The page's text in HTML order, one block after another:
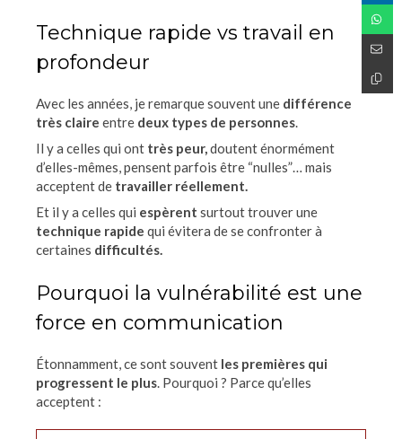
Technique rapide vs travail en
profondeur
Avec les années, je remarque souvent une différence
très claire entre deux types de personnes.
Il y a celles qui ont très peur,doutent énormément
d’elles-mêmes, pensent parfois être “nulles”… mais
acceptent de travailler réellement.
Et il y a celles qui espèrent surtout trouver une
technique rapide qui évitera de se confronter à
certaines difficultés.
Pourquoi la vulnérabilité est une
force en communication
Étonnamment, ce sont souvent les premières qui
progressent le plus. Pourquoi ? Parce qu’elles
acceptent :